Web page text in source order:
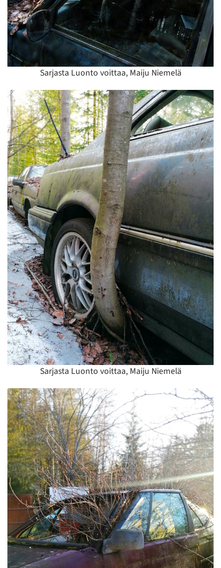
Sarjasta Luonto voittaa, Maiju Niemelä
Sarjasta Luonto voittaa, Maiju Niemelä